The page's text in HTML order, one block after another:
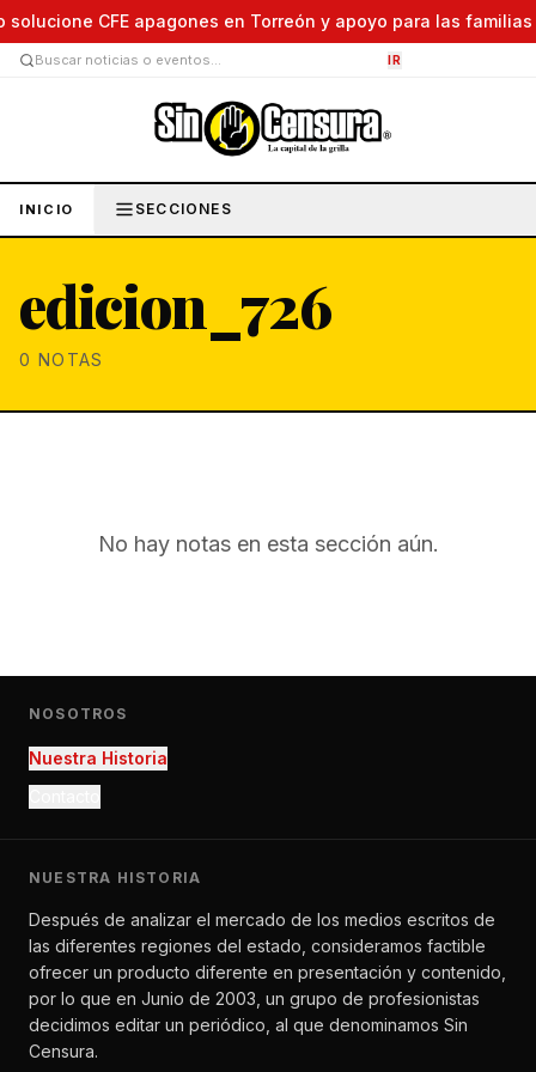
solucione CFE apagones en Torreón y apoyo para las
IR
INICIO SECCIONES
edicion_726
0 NOTAS
No hay notas en esta sección aún.
NOSOTROS
Nuestra Historia
NUESTRA HISTORIA
Después de analizar el mercado de los medios escritos de
las diferentes regiones del estado, consideramos factible
ofrecer un producto diferente en presentación y contenido,
por lo que en Junio de 2003, un grupo de profesionistas
decidimos editar un periódico, al que denominamos Sin
Censura.